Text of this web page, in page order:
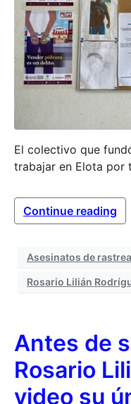
El colectivo que
trabajar en Elota por
Continue reading
Asesinatos de
Rosario Lilián
Antes de
Rosario
video su